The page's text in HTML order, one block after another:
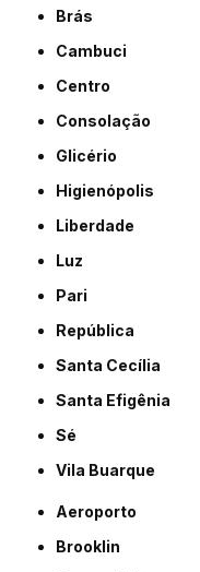
Brás
Cambuci
Centro
Consolação
Glicério
Higienópolis
Liberdade
Luz
Pari
República
Santa Cecília
Santa Efigênia
Sé
Vila Buarque
Aeroporto
Brooklin